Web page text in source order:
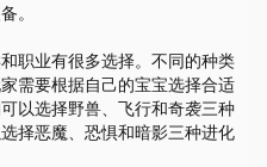
。
职业有很多选择。不同的种类
需要根据自己的宝宝选择合适
以选择野兽、飞行和奇袭三种
择恶魔、恐惧和暗影三种进化